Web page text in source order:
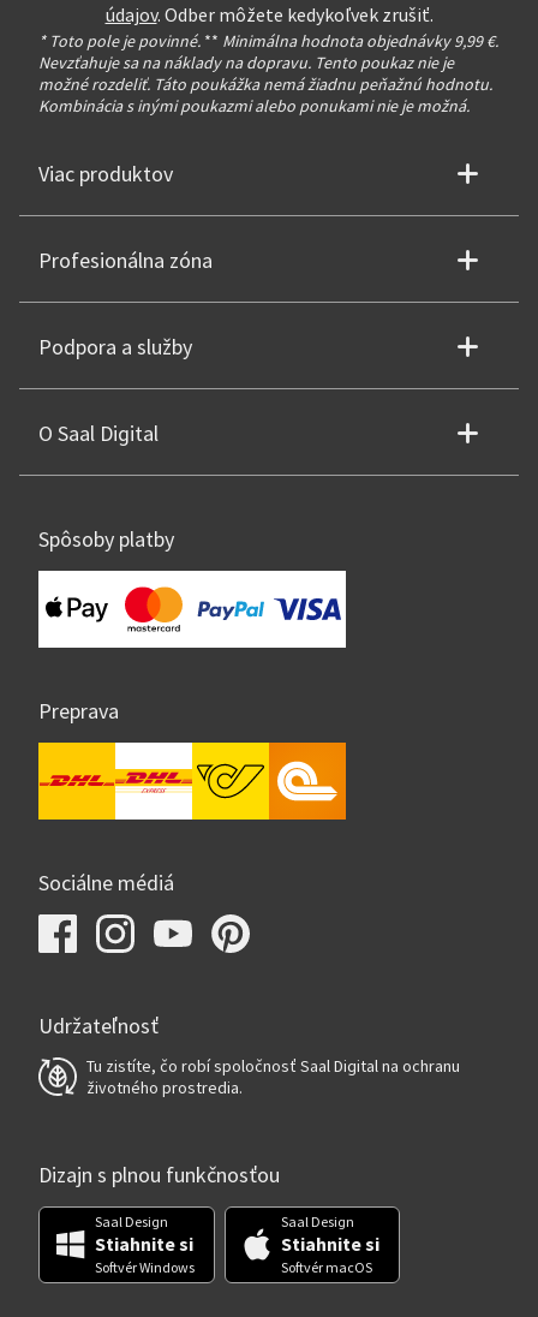
údajov. Odber môžete kedykoľvek zrušiť.
* Toto pole je povinné. ** Minimálna hodnota objednávky 9,99 €.
Nevzťahuje sa na náklady na dopravu. Tento poukaz nie je
možné rozdeliť. Táto poukážka nemá žiadnu peňažnú hodnotu.
Kombinácia s inými poukazmi alebo ponukami nie je možná.
Viac produktov
Profesionálna zóna
Podpora a služby
O Saal Digital
Spôsoby platby
Preprava
Sociálne médiá
Udržateľnosť
Tu zistíte, čo robí spoločnosť Saal Digital na ochranu
životného prostredia.
Dizajn s plnou funkčnosťou
Saal Design
Stiahnite si
Softvér Windows
Saal Design
Stiahnite si
Softvér macOS